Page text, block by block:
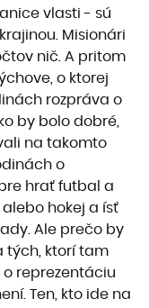
vlasti - sú
Misionári
nič. A pritom
o ktorej
rozpráva o
by bolo dobré,
na takomto
o
hrať futbal a
hokej a ísť
Ale prečo by
tých, ktorí tam
o reprezentáciu
Ten, kto ide na